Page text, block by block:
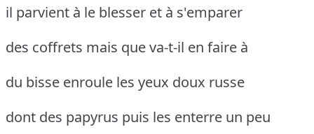
il parvient à le blesser et à s'emparer
des coffrets mais que va-t-il en faire à
du bisse enroule les yeux doux russe
dont des papyrus puis les enterre un peu